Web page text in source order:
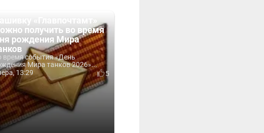
«Главпочтамт»
получить во время
рождения Мира
время события «День
Мира танков 2026»...
13:29
5